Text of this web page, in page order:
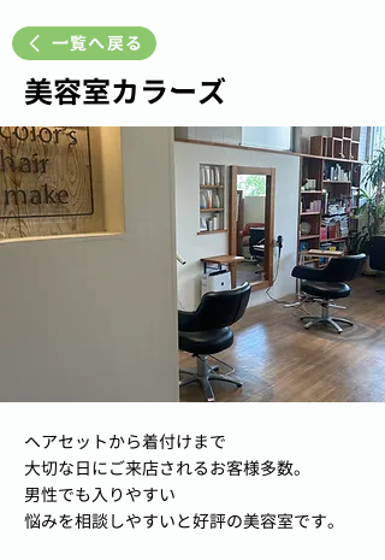
一覧へ戻る
美容室カラーズ
ヘアセットから着付けまで
大切な日にご来店されるお客様多数。
男性でも入りやすい
悩みを相談しやすいと好評の美容室です。